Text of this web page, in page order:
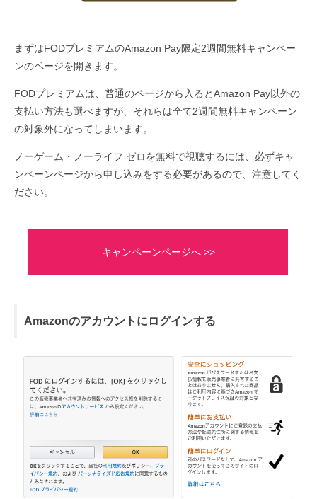
まずはFODプレミアムのAmazon Pay限定2週間無料キャンペー
ンのページを開きます。
FODプレミアムは、普通のページから入るとAmazon Pay以外の
支払い方法も選べますが、それらは全て2週間無料キャンペーン
の対象外になってしまいます。
ノーゲーム・ノーライフ ゼロを無料で視聴するには、必ずキャ
ンペーンページから申し込みをする必要があるので、注意してく
ださい。
キャンペーンページへ >>
Amazonのアカウントにログインする